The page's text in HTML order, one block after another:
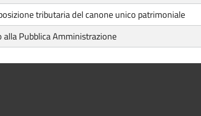
tributaria del canone unico patrimoniale
Pubblica Amministrazione